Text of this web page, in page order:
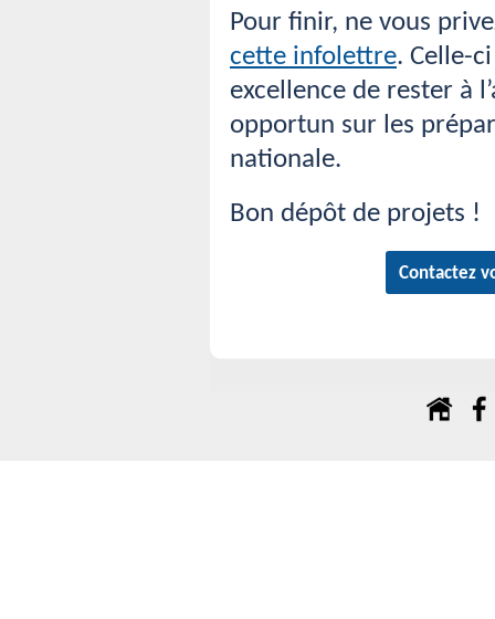
Pour finir, ne vous
cette infolettre. Celle-
excellence de rester à
opportun sur les
nationale.
Bon dépôt de projets !
Contactez